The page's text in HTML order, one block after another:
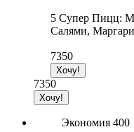
5 Супер Пицц:
Салями,
7350
7350
Экономия 400